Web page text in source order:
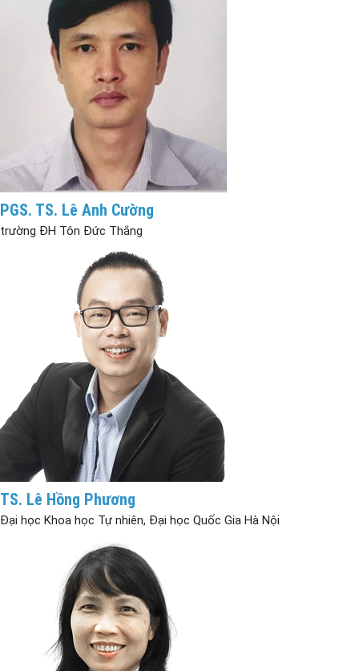
PGS. TS. Lê Anh Cường
trường ĐH Tôn Đức Thắng
TS. Lê Hồng Phương
Đại học Khoa học Tự nhiên, Đại học Quốc Gia Hà Nội